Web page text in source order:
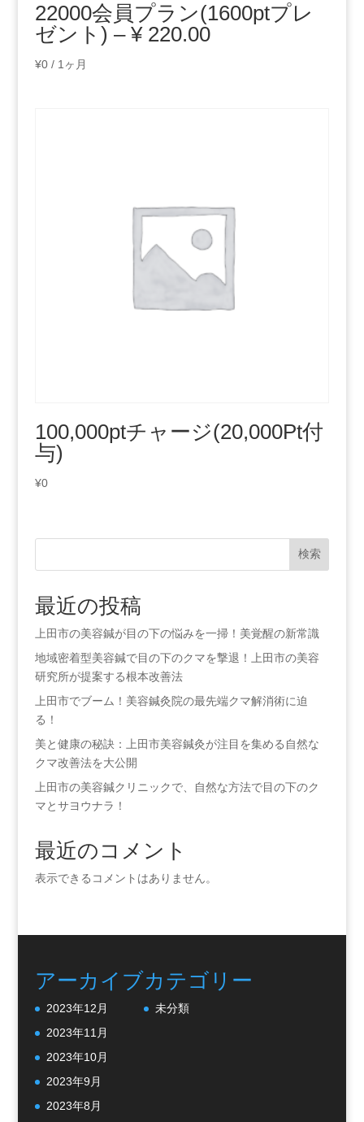
22000会員プラン(1600ptプレ
ゼント) – ¥ 220.00
¥0 / 1ヶ月
100,000ptチャージ(20,000Pt付
与)
¥0
検索
最近の投稿
上田市の美容鍼が目の下の悩みを一掃！美覚醒の新常識
地域密着型美容鍼で目の下のクマを撃退！上田市の美容
研究所が提案する根本改善法
上田市でブーム！美容鍼灸院の最先端クマ解消術に迫
る！
美と健康の秘訣：上田市美容鍼灸が注目を集める自然な
クマ改善法を大公開
上田市の美容鍼クリニックで、自然な方法で目の下のク
マとサヨウナラ！
最近のコメント
表示できるコメントはありません。
アーカイブ
2023年12月
2023年11月
2023年10月
2023年9月
2023年8月
カテゴリー
未分類